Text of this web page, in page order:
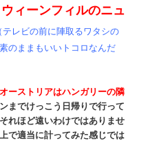
ィーンフィルのニュ
（テレビの前に陣取るワタシの
のままもいいトコロなんだ
ーストリアはハンガリーの隣
までけっこう日帰りで行って
ほど遠いわけではありませ
で適当に計ってみた感じでは